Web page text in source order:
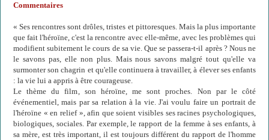
Commentaires
« Ses rencontres sont drôles, tristes et pittoresques. Mais la plus importante
que fait l'héroïne, c'est la rencontre avec elle-même, avec les problèmes qui
modifient subitement le cours de sa vie. Que se passera-t-il après ? Nous ne
le savons pas, elle non plus. Mais nous savons malgré tout qu'elle va
surmonter son chagrin et qu'elle continuera à travailler, à élever ses enfants
: la vie lui a appris à être courageuse.
Le thème du film, son héroïne, me sont proches. Non par le côté
événementiel, mais par sa relation à la vie. J'ai voulu faire un portrait de
l'héroïne « en relief », afin que soient visibles ses racines psychologiques,
biologiques, sociales. Par exemple, le rapport de la femme à ses enfants, à
sa mère, est très important, il est toujours différent du rapport de l'homme